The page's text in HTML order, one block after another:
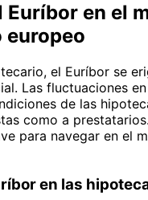
Euríbor en el
el Euríbor se
Las fluctuaciones
de las
como a
para navegar en el
en las